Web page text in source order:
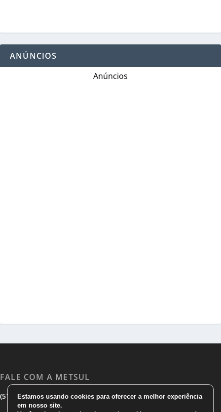
ANÚNCIOS
Anúncios
FALE COM A METSUL
(51) 3533 1983|(51)3785 7752|comercial@metsul.com
Estamos usando cookies para oferecer a melhor experiência
em nosso site.